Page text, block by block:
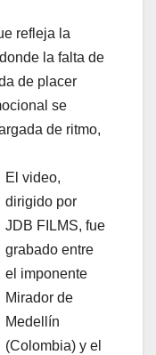
refleja la
la falta de
de placer
se
de ritmo,
El video,
dirigido por
JDB FILMS, fue
grabado entre
el imponente
Mirador de
Medellín
(Colombia) y el